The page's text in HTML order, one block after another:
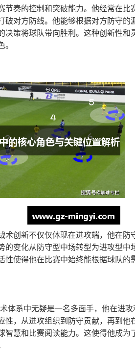
节奏的控制和突破能力。他经常在比
对方防线。他能够根据对方防守的
决策将球队带向胜利。这种创新性和
术创新不仅仅体现在进攻端，他在防
的变化从防守型中场转型为进攻型中
性使得他在比赛中始终能根据球队的
体系中无疑是一名多面手，他在进
性，从进攻组织到防守贡献，再到他
智慧和比赛阅读能力。这使得他成为